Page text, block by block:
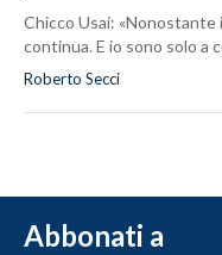
Chicco Usai: «Nonostante
continua. E io sono solo a
Roberto Secci
Abbonati a